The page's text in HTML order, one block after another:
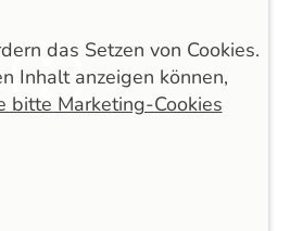
das Setzen von Cookies.
Inhalt anzeigen können,
bitte Marketing-Cookies